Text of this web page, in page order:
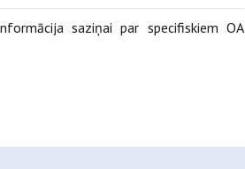
saziņai par specifiskiem OA